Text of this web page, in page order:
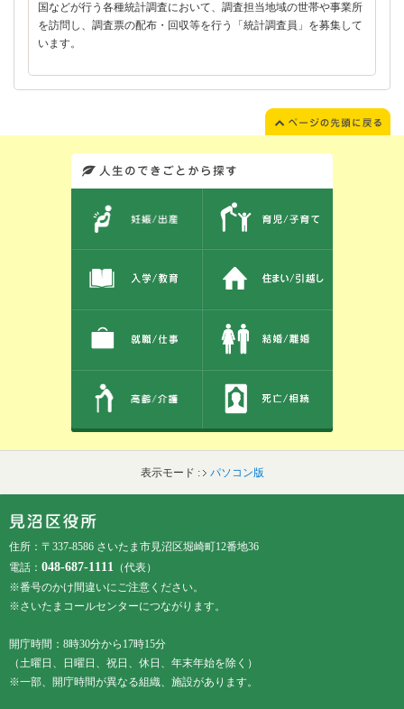
国などが行う各種統計調査において、調査担当地域の世帯や事業所
を訪問し、調査票の配布・回収等を行う「統計調査員」を募集して
います。
表示モード : パソコン版
住所：〒337-8586 さいたま市見沼区堀崎町12番地36
電話： 048-687-1111 （代表）
※番号のかけ間違いにご注意ください。
※さいたまコールセンターにつながります。
開庁時間：8時30分から17時15分
（土曜日、日曜日、祝日、休日、年末年始を除く）
※一部、開庁時間が異なる組織、施設があります。